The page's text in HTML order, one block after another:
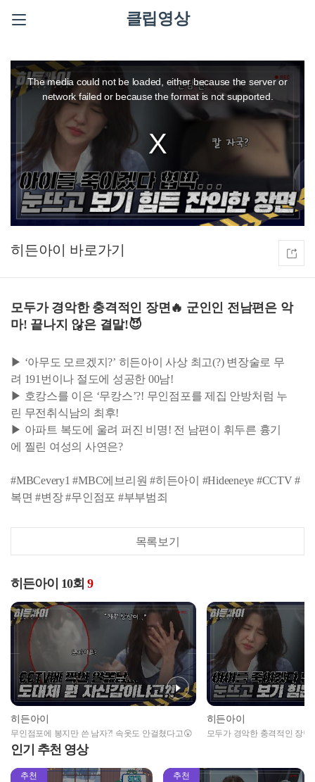
클립영상
is
a
modal
window.
The media could not be loaded, either because the server or
network failed or because the format is not supported.
히든아이
모두가 경악한 충격적인 장면🔥 군인인 전남편은 악
마! 끝나지 않은 결말!😈
▶ ‘아무도 모르겠지?’ 히든아이 사상 최고(?) 변장술로 무
려 191번이나 절도에 성공한 00남!
▶ 호캉스를 이은 ‘무캉스’?! 무인점포를 제집 안방처럼 누
린 무전취식남의 최후!
▶ 아파트 복도에 울려 퍼진 비명! 전 남편이 휘두른 흉기
에 찔린 여성의 사연은?
#MBCevery1 #MBC에브리원 #히든아이 #Hideeneye #CCTV #
복면 #변장 #무인점포 #부부범죄
목록보기
히든아이 10회 9
히든아이
무인점포에 봉지만 쓴 남자?! 속옷도 안걸쳤다고😲
히든아이
모두가 경악한 충격적인 장면
인기 추천 영상
추천 추천